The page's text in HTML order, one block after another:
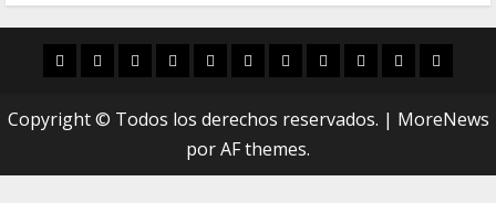
InicioCaldasManizales
PolíticaMunicipios
Vías
ZonaCaricatura
ConarteCrónicas
Copyright © Todos los derechos reservados. | MoreNews
por AF themes.